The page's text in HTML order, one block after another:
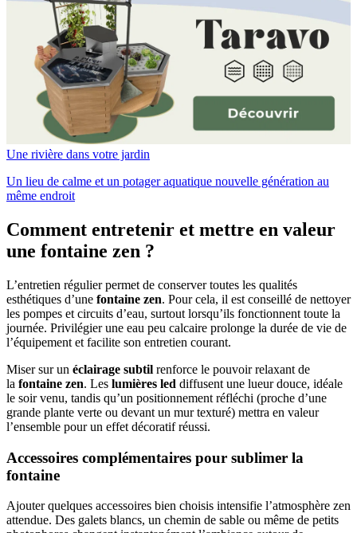
Une rivière dans votre jardin
Un lieu de calme et un potager aquatique nouvelle génération au
même endroit
Comment entretenir et mettre en valeur
une fontaine zen ?
L’entretien régulier permet de conserver toutes les qualités
esthétiques d’une fontaine zen. Pour cela, il est conseillé de nettoyer
les pompes et circuits d’eau, surtout lorsqu’ils fonctionnent toute la
journée. Privilégier une eau peu calcaire prolonge la durée de vie de
l’équipement et facilite son entretien courant.
Miser sur un éclairage subtil renforce le pouvoir relaxant de
la fontaine zen. Les lumières led diffusent une lueur douce, idéale
le soir venu, tandis qu’un positionnement réfléchi (proche d’une
grande plante verte ou devant un mur texturé) mettra en valeur
l’ensemble pour un effet décoratif réussi.
Accessoires complémentaires pour sublimer la
fontaine
Ajouter quelques accessoires bien choisis intensifie l’atmosphère zen
attendue. Des galets blancs, un chemin de sable ou même de petits